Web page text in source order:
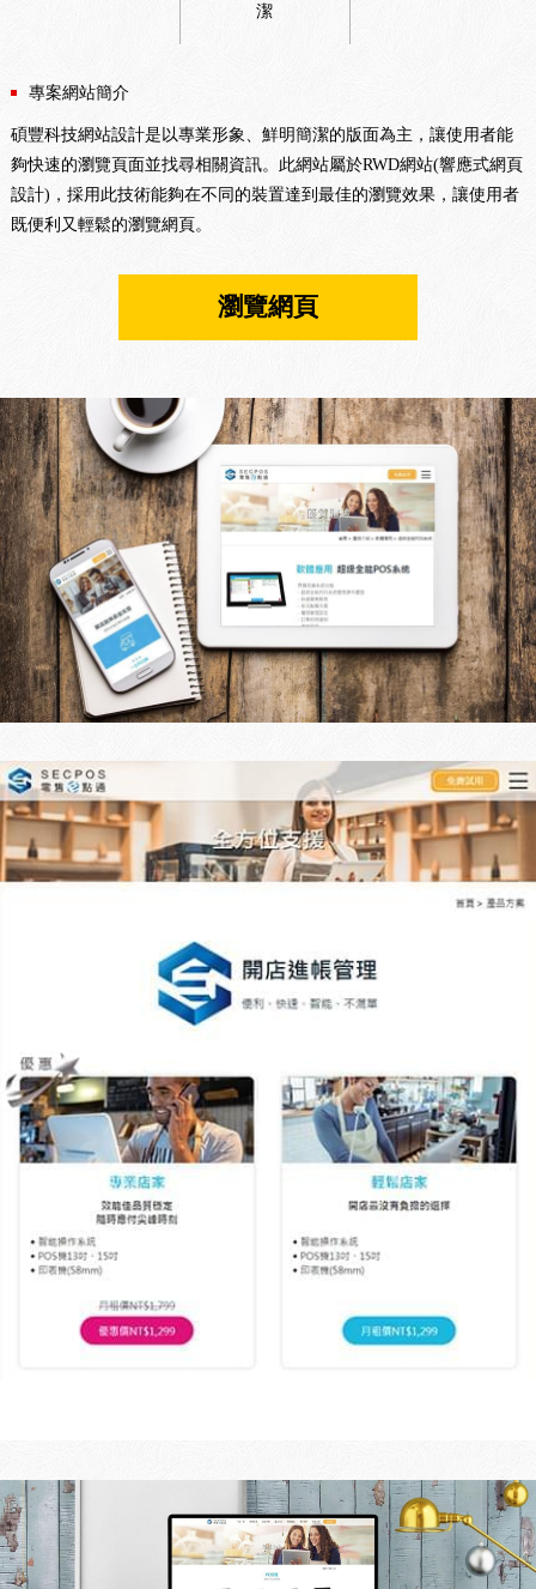
潔
專案網站簡介
碩豐科技網站設計是以專業形象、鮮明簡潔的版面為主，讓使用者能
夠快速的瀏覽頁面並找尋相關資訊。此網站屬於RWD網站(響應式網頁
設計)，採用此技術能夠在不同的裝置達到最佳的瀏覽效果，讓使用者
既便利又輕鬆的瀏覽網頁。
瀏覽網頁